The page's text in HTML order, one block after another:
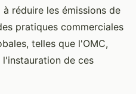
réduire les émissions de
pratiques commerciales
telles que l'OMC,
de ces